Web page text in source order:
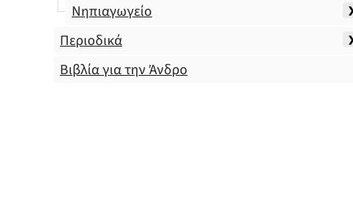
Νηπιαγωγείο
Περιοδικά
Βιβλία για την Άνδρο